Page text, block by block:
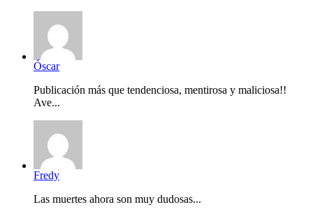
Óscar
Publicación más que tendenciosa, mentirosa y maliciosa!!
Ave...
Fredy
Las muertes ahora son muy dudosas...